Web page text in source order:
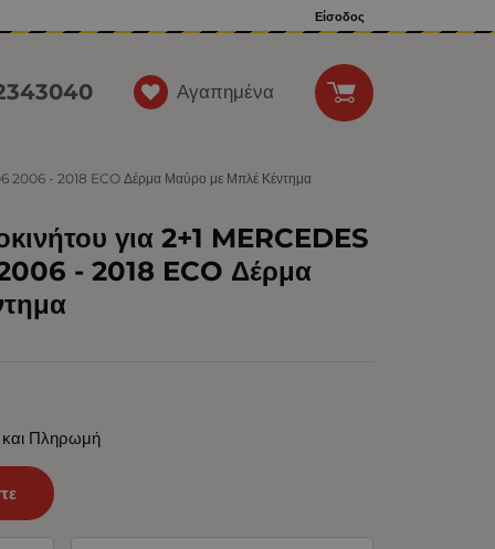
Είσοδος
Αγαπημένα
2006 - 2018 ECO Δέρμα Μαύρο με Μπλέ Κέντημα
για 2+1 MERCEDES
- 2018 ECO Δέρμα
Πληρωμή